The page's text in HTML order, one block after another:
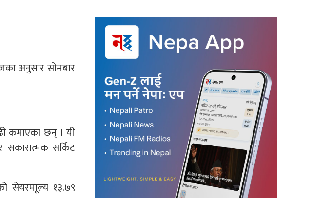
अनुसार सोमबार
कमाएका छन् । यी
सर्किट
सेयरमाूल्य १३.७९